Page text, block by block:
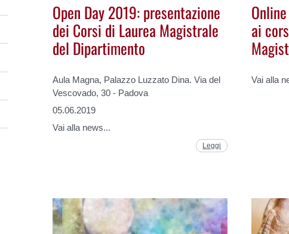
Open Day 2019: presentazione
dei Corsi di Laurea Magistrale
del Dipartimento
Aula Magna, Palazzo Luzzato Dina. Via del
Vescovado, 30 - Padova
05.06.2019
Vai alla news...
Leggi
ai
Vai alla